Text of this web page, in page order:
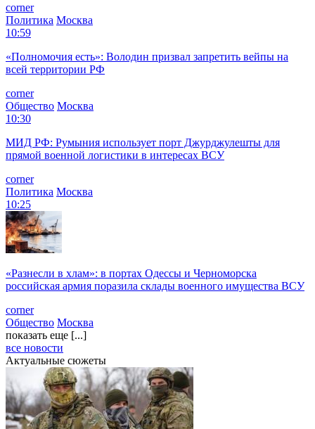
corner
Политика Москва
10:59
«Полномочия есть»: Володин призвал запретить вейпы на
всей территории РФ
corner
Общество Москва
10:30
МИД РФ: Румыния использует порт Джурджулешты для
прямой военной логистики в интересах ВСУ
corner
Политика Москва
10:25
«Разнесли в хлам»: в портах Одессы и Черноморска
российская армия поразила склады военного имущества ВСУ
corner
Общество Москва
показать еще [...]
все новости
Актуальные сюжеты